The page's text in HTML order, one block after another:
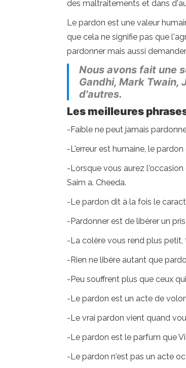
des maltraitements et dans
Le pardon est une valeur
que cela ne signifie pas que
pardonner mais aussi
Nous avons fait une
Gandhi, Mark Twain,
d'autres.
Les meilleures
-Faible ne peut jamais
-L'erreur est humaine, le
-Lorsque vous aurez
Saim a. Cheeda.
-Le pardon dit à la fois le
-Pardonner est de libérer un
-La colère vous rend plus
-Rien ne libère autant que
-Peu souffrent plus que ceux
-Le pardon est un acte de
-Le vrai pardon vient quand
-Le pardon est le parfum que
-Le pardon n'est pas un acte